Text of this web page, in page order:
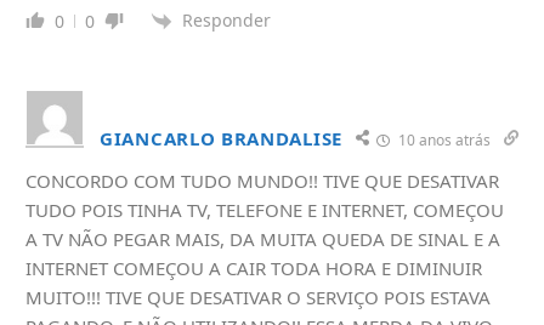
0 0 Responder
GIANCARLO BRANDALISE 10 anos atrás
CONCORDO COM TUDO MUNDO!! TIVE QUE DESATIVAR
TUDO POIS TINHA TV, TELEFONE E INTERNET, COMEÇOU
A TV NÃO PEGAR MAIS, DA MUITA QUEDA DE SINAL E A
INTERNET COMEÇOU A CAIR TODA HORA E DIMINUIR
MUITO!!! TIVE QUE DESATIVAR O SERVIÇO POIS ESTAVA